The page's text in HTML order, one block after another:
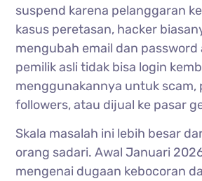
suspend karena pelanggaran
kasus peretasan, hacker
mengubah email dan password
pemilik asli tidak bisa login
menggunakannya untuk scam,
followers, atau dijual ke pasar
Skala masalah ini lebih besar
orang sadari. Awal Januari
mengenai dugaan kebocoran